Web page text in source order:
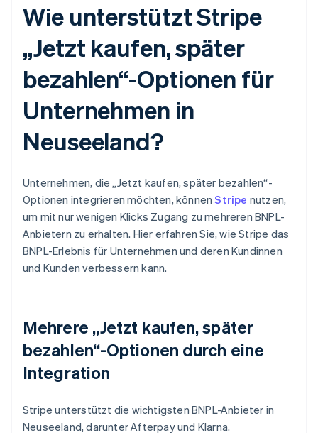
Wie unterstützt Stripe
„Jetzt kaufen, später
bezahlen“-Optionen für
Unternehmen in
Neuseeland?
Unternehmen, die „Jetzt kaufen, später bezahlen“-
Optionen integrieren möchten, könnenStripe nutzen,
um mit nur wenigen Klicks Zugang zu mehreren BNPL-
Anbietern zu erhalten. Hier erfahren Sie, wie Stripe das
BNPL-Erlebnis für Unternehmen und deren Kundinnen
und Kunden verbessern kann.
Mehrere „Jetzt kaufen, später
bezahlen“-Optionen durch eine
Integration
Stripe unterstützt die wichtigsten BNPL-Anbieter in
Neuseeland, darunter Afterpay und Klarna.